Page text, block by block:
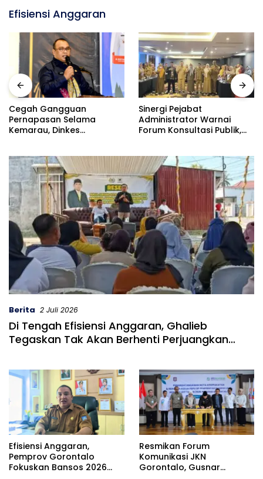
Efisiensi Anggaran
Cegah Gangguan
Pernapasan Selama
Kemarau, Dinkes
Masker
Sinergi Pejabat
Administrator Warnai
Forum Konsultasi Publik,
Pelayanan
Berita 2 Juli 2026
Di Tengah Efisiensi Anggaran, Ghalieb
Tegaskan Tak Akan Berhenti Perjuangkan
Efisiensi Anggaran,
Pemprov Gorontalo
Fokuskan Bansos 2026
Resmikan Forum
Komunikasi JKN
Gorontalo, Gusnar